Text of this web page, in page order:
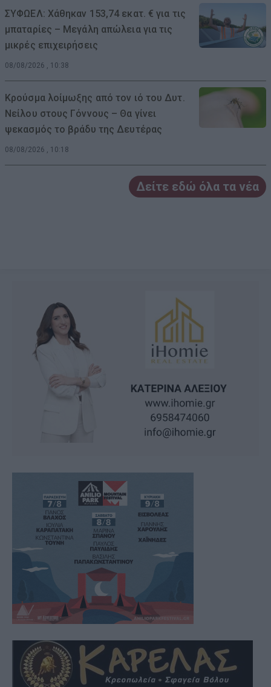
ΣΥΦΩΕΛ: Χάθηκαν 153,74 εκατ. € για τις
μπαταρίες – Μεγάλη απώλεια για τις
μικρές επιχειρήσεις
08/08/2026 , 10:38
Κρούσμα λοίμωξης από τον ιό του Δυτ.
Νείλου στους Γόννους – Θα γίνει
ψεκασμός το βράδυ της Δευτέρας
08/08/2026 , 10:18
Δείτε εδώ όλα τα νέα